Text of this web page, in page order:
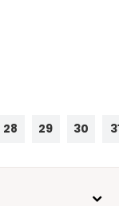
28 29 30